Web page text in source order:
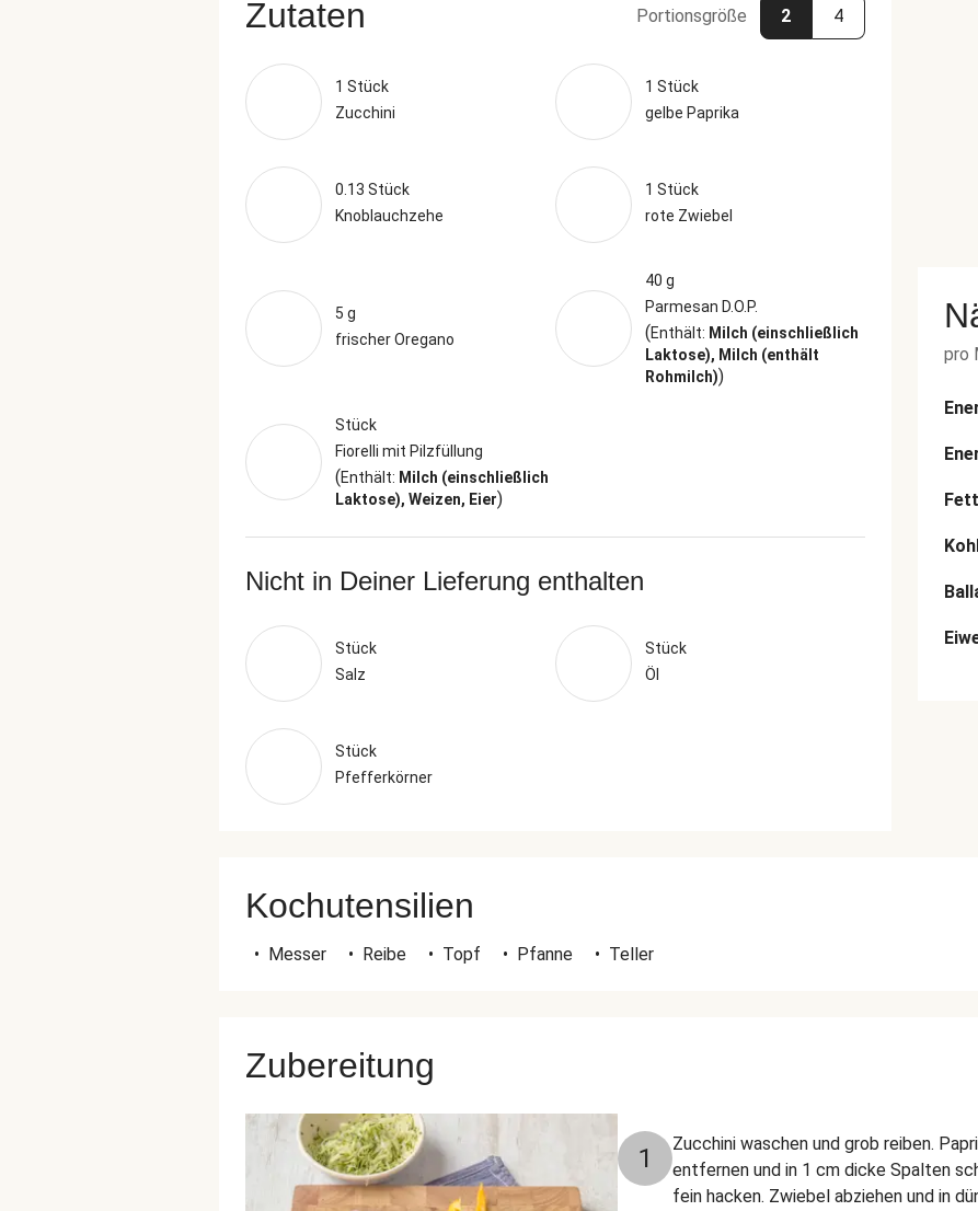
Zutaten Portionsgröße 2 4
1 Stück
Zucchini
1 Stück
gelbe Paprika
0.13 Stück
Knoblauchzehe
1 Stück
rote Zwiebel
5 g
frischer Oregano
40 g
Parmesan D.O.P.
(Enthält: Milch (einschließlich
Laktose), Milch (enthält
Rohmilch))
Stück
Fiorelli mit Pilzfüllung
(Enthält: Milch (einschließlich
Laktose), Weizen, Eier)
Nicht in Deiner Lieferung enthalten
Stück
Salz
Stück
Öl
Stück
Pfefferkörner
pro
Fett
Kochutensilien
• Messer • Reibe • Topf • Pfanne • Teller
Zubereitung
1
Zucchini waschen und grob reiben.
entfernen und in 1 cm dicke Spalten
fein hacken. Zwiebel abziehen und in